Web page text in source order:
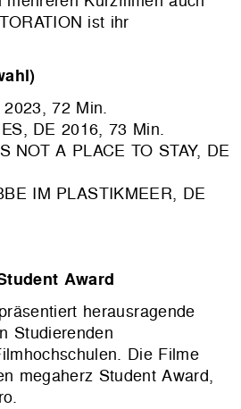
ist ihr
2023, 72 Min.
DE 2016, 73 Min.
NOT A PLACE TO STAY, DE
IM PLASTIKMEER, DE
Award
herausragende
Studierenden
Die Filme
megaherz Student Award,